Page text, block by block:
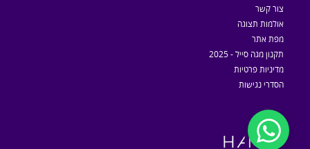
צור קשר
אולמות תצוגה
מפת אתר
תקנון מגה סייל - 2025
מדיניות פרטיות
הסדרי נגישות